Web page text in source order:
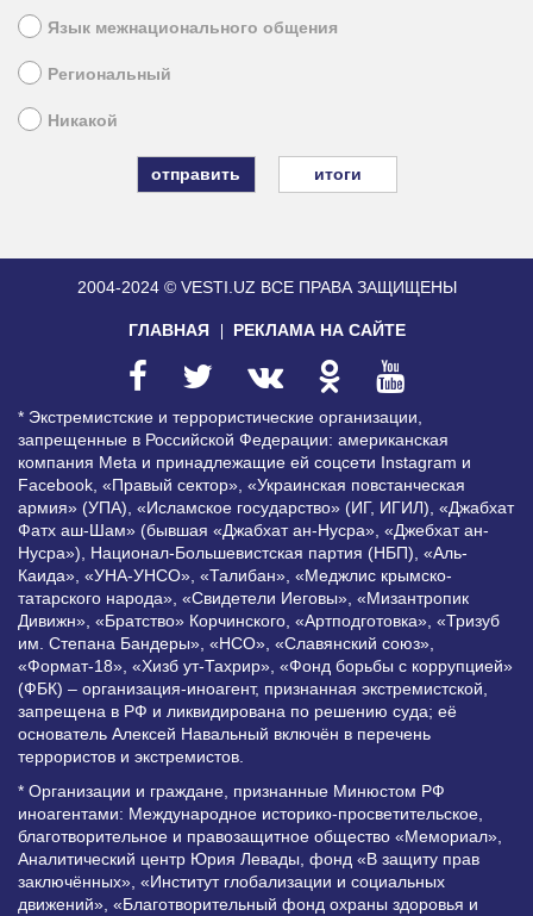
Язык межнационального общения
Региональный
Никакой
итоги
2004-2024 © VESTI.UZ ВСЕ ПРАВА ЗАЩИЩЕНЫ
ГЛАВНАЯ РЕКЛАМА НА САЙТЕ
* Экстремистские и террористические организации,
запрещенные в Российской Федерации: американская
компания Meta и принадлежащие ей соцсети Instagram и
Facebook, «Правый сектор», «Украинская повстанческая
армия» (УПА), «Исламское государство» (ИГ, ИГИЛ), «Джабхат
Фатх аш-Шам» (бывшая «Джабхат ан-Нусра», «Джебхат ан-
Нусра»), Национал-Большевистская партия (НБП), «Аль-
Каида», «УНА-УНСО», «Талибан», «Меджлис крымско-
татарского народа», «Свидетели Иеговы», «Мизантропик
Дивижн», «Братство» Корчинского, «Артподготовка», «Тризуб
им. Степана Бандеры», «НСО», «Славянский союз»,
«Формат-18», «Хизб ут-Тахрир», «Фонд борьбы с коррупцией»
(ФБК) – организация-иноагент, признанная экстремистской,
запрещена в РФ и ликвидирована по решению суда; её
основатель Алексей Навальный включён в перечень
террористов и экстремистов.
* Организации и граждане, признанные Минюстом РФ
иноагентами: Международное историко-просветительское,
благотворительное и правозащитное общество «Мемориал»,
Аналитический центр Юрия Левады, фонд «В защиту прав
заключённых», «Институт глобализации и социальных
движений», «Благотворительный фонд охраны здоровья и